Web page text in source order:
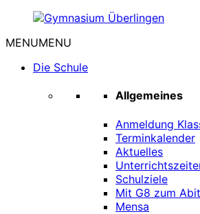
springen
Überlingen
MENUMENU
Die Schule
Allgemeines
Anmeldung
Terminkalender
Aktuelles
Schulziele
Mit G8 zum
Mensa